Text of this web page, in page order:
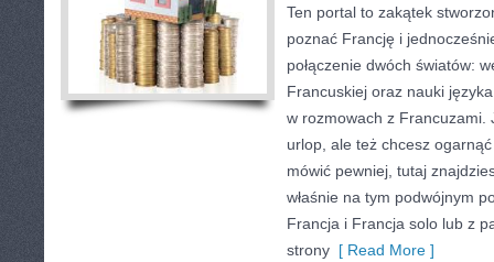
Ten portal to zakątek
poznać Francję i
połączenie dwóch światów:
Francuskiej oraz nauki
w rozmowach z Francuzami.
urlop, ale też chcesz
mówić pewniej, tutaj
właśnie na tym podwójnym
Francja i Francja solo lub z
strony [ Read More ]